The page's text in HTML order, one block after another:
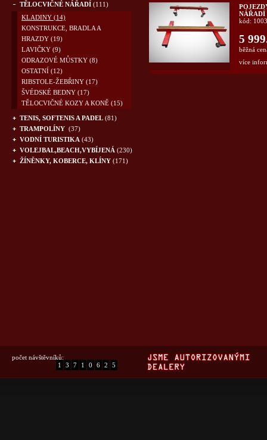
TĚLOCVIČNÉ NÁŘADÍ (111)
KLADINY (14)
KONSTRUKCE, BRADLA A
HRAZDY (19)
LAVIČKY (9)
ODRAZOVÉ MŮSTKY (8)
OSTATNÍ (12)
RIBSTOLE-ŽEBŘINY (17)
ŠVÉDSKÉ BEDNY (17)
TĚLOCVIČNÉ KOZY A KONĚ (15)
TENIS, SOFTENIS A PADEL (81)
TRAMPOLÍNY (37)
VODNÍ TURISTIKA (43)
VOLEJBAL,BEACH,VYBÍJENÁ (230)
ŽÍNĚNKY, KOBERCE, KLÍNY (171)
NÁŘADÍ
kód:
5
běžná
více
počet návštěvníků:
1
3 7 1 0 6 2 5